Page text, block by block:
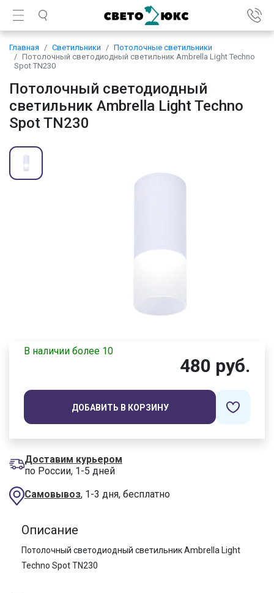
Главная Светильники
Потолочные светильники
Потолочный светодиодный светильник Ambrella Light Techno
Spot TN230
Потолочный светодиодный
светильник Ambrella Light Techno
Spot TN230
В наличии более 10
480 руб.
ДОБАВИТЬ В КОРЗИНУ
Доставим курьером
по России, 1-5 дней
Самовывоз, 1-3 дня, бесплатно
Описание
Потолочный светодиодный светильник Ambrella Light
Techno Spot TN230